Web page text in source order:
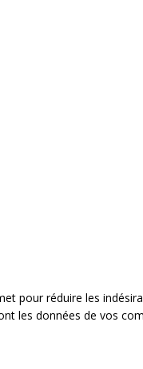
pour réduire les
les données de vos